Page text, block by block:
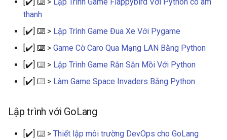
thanh
[✔️] ⌨️ > Lập Trình Game Đua Xe Với Pygame
[✔️] ⌨️ > Game Cờ Caro Qua Mạng LAN Bằng Python
[✔️] ⌨️ > Lập Trình Game Rắn Săn Mồi Với Python
[✔️] ⌨️ > Làm Game Space Invaders Bằng Python
Lập trình với GoLang
[✔️] ⌨️ > Thiết lập môi trường DevOps cho GoLang